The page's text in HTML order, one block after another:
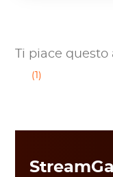
Ti piace
(1)